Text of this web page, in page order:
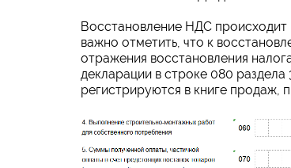
Восстановление НДС
важно отметить, что к
отражения восстановления
декларации в строке 080
регистрируются в книге продаж,